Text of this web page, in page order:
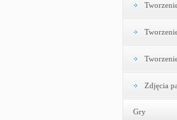
Zdjęcia
Gry